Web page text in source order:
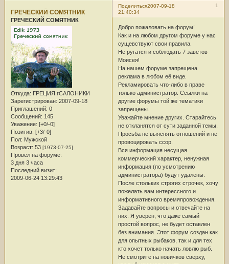
Поделиться 1
2007-09-18
21:40:34
ГРЕЧЕСКИЙ СОМЯТНИК
ГРЕЧЕСКИЙ СОМЯТНИК
Откуда: ГРЕЦИЯ.гСАЛОНИКИ
Зарегистрирован: 2007-09-18
Приглашений: 0
Сообщений: 145
Уважение: [+0/-0]
Позитив: [+3/-0]
Пол: Мужской
Возраст: 53 [1973-07-25]
Провел на форуме:
3 дня 3 часа
Последний визит:
2009-06-24 13:29:43
Добро пожаловать на форум!
Как и на любом другом форуме у нас
сущевствуют свои правила.
Hе ругатся и соблюдать 7 заветов
Mоисея!
На нашем форуме запрещена
реклама в любом её виде.
Рекламировать что-либо в праве
только администратор. Ссылки на
другие форумы той же тематики
запрещены.
Уважайте мнение других. Старайтесь
не откланятся от сути заданной темы.
Просьба не выяснять отношений и не
провоцировать ссор.
Вся информация несущая
коммерческий характер, ненужная
информация (по усмотрению
администратора) будут удалены.
После стольких строгих строчек, хочу
пожелать вам интерессного и
информативного времяпровождения.
Задавайте вопросы и отвечайте на
них. Я уверен, что даже самый
простой вопрос, не будет оставлен
без внимания. Этот форум создан как
для опытных рыбаков, так и для тех
кто хочет только начать ловлю рыб.
Не смотрите на новичков сверху,